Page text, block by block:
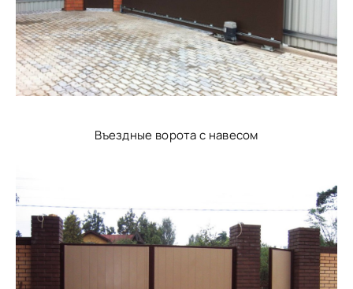
Въездные ворота с навесом